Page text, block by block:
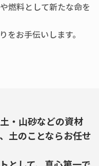
燃料として新たな命を
をお手伝いします。
・山砂などの資材
土のことならお任せ